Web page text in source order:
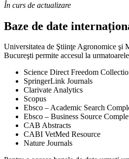
În curs de actualizare
Baze de date
Universitatea de Ştiinţe Agronomice şi
Bucureşti permite accesul la
Science Direct Freedom
SpringerLink Journals
Clarivate Analytics
Scopus
Ebsco – Academic Search
Ebsco – Business Source
CAB Abstracts
CABI VetMed Resource
Nature Journals